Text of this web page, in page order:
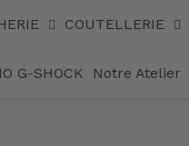
COUTELLERIE
G-SHOCK Notre Atelier